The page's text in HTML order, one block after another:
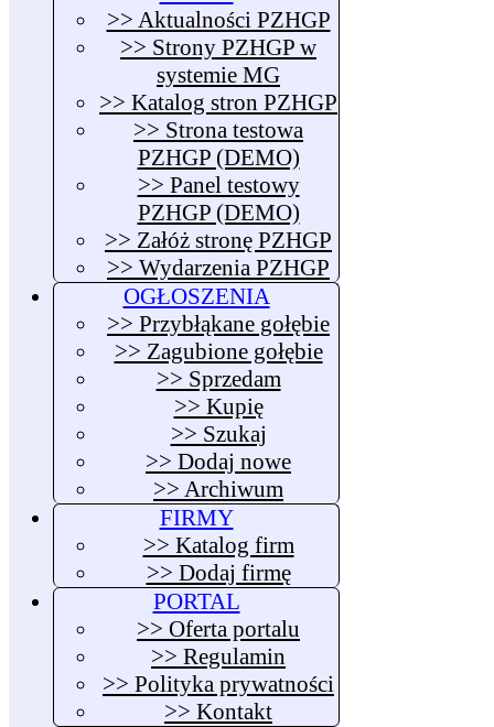
>> Aktualności PZHGP
>> Strony PZHGP w
systemie MG
>> Katalog stron PZHGP
>> Strona testowa
PZHGP (DEMO)
>> Panel testowy
PZHGP (DEMO)
>> Załóż stronę PZHGP
>> Wydarzenia PZHGP
OGŁOSZENIA
>> Przybłąkane gołębie
>> Zagubione gołębie
>> Sprzedam
>> Kupię
>> Szukaj
>> Dodaj nowe
>> Archiwum
FIRMY
>> Katalog firm
>> Dodaj firmę
PORTAL
>> Oferta portalu
>> Regulamin
>> Polityka prywatności
>> Kontakt